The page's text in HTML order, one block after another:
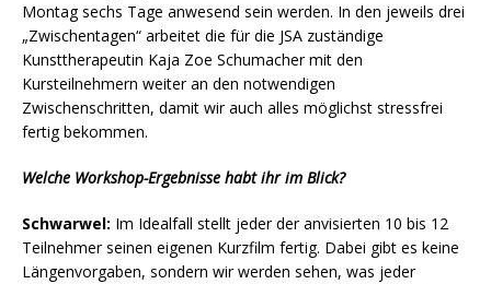
Montag sechs Tage anwesend sein werden. In den jeweils drei
„Zwischentagen“ arbeitet die für die JSA zuständige
Kunsttherapeutin Kaja Zoe Schumacher mit den
Kursteilnehmern weiter an den notwendigen
Zwischenschritten, damit wir auch alles möglichst stressfrei
fertig bekommen.
Welche Workshop-Ergebnisse habt ihr im Blick?
Schwarwel: Im Idealfall stellt jeder der anvisierten 10 bis 12
Teilnehmer seinen eigenen Kurzfilm fertig. Dabei gibt es keine
Längenvorgaben, sondern wir werden sehen, was jeder